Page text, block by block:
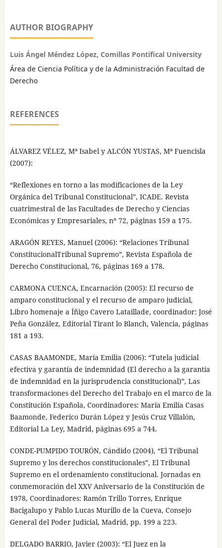
AUTHOR BIOGRAPHY
Luis Ángel Méndez López, Comillas Pontifical University
Área de Ciencia Política y de la Administración Facultad de
Derecho
REFERENCES
ÁLVAREZ VÉLEZ, Mª Isabel y ALCÓN YUSTAS, Mª Fuencisla
(2007):
“Reflexiones en torno a las modificaciones de la Ley
Orgánica del Tribunal Constitucional”, ICADE. Revista
cuatrimestral de las Facultades de Derecho y Ciencias
Económicas y Empresariales, nº 72, páginas 159 a 175.
ARAGÓN REYES, Manuel (2006): “Relaciones Tribunal
ConstitucionalTribunal Supremo”, Revista Española de
Derecho Constitucional, 76, páginas 169 a 178.
CARMONA CUENCA, Encarnación (2005): El recurso de
amparo constitucional y el recurso de amparo judicial,
Libro homenaje a Íñigo Cavero Lataillade, coordinador: José
Peña González, Editorial Tirant lo Blanch, Valencia, páginas
181 a 193.
CASAS BAAMONDE, María Emilia (2006): “Tutela judicial
efectiva y garantía de indemnidad (El derecho a la garantía
de indemnidad en la jurisprudencia constitucional)”, Las
transformaciones del Derecho del Trabajo en el marco de la
Constitución Española, Coordinadores: María Emilia Casas
Baamonde, Federico Durán López y Jesús Cruz Villalón,
Editorial La Ley, Madrid, páginas 695 a 744.
CONDE-PUMPIDO TOURÓN, Cándido (2004), “El Tribunal
Supremo y los derechos constitucionales”, El Tribunal
Supremo en el ordenamiento constitucional. Jornadas en
conmemoración del XXV Aniversario de la Constitución de
1978, Coordinadores: Ramón Trillo Torres, Enrique
Bacigalupo y Pablo Lucas Murillo de la Cueva, Consejo
General del Poder Judicial, Madrid, pp. 199 a 223.
DELGADO BARRIO, Javier (2003): “El Juez en la